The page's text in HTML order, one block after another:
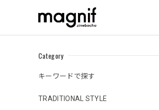
Category
キーワードで探す
TRADITIONAL STYLE